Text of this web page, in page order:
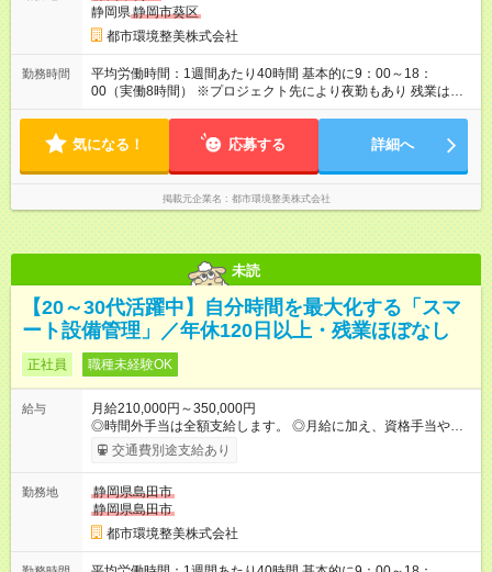
静岡県静岡市葵区
都市環境整美株式会社
勤務時間
平均労働時間：1週間あたり40時間 基本的に9：00～18：
00（実働8時間） ※プロジェクト先により夜勤もあり 残業は月
10時間以下と少なめです！ 平均労働時間：1週間あたり40時間
夜勤もあり 残業は月10時間以下と少なめです！
気になる！ 応募する 詳細へ
掲載元企業名 都市環境整美株式会社
未読
【20～30代活躍中】自分時間を最大化する「スマ
ート設備管理」／年休120日以上・残業ほぼなし
正社員 職種未経験OK
給与
月給210,000円～350,000円
◎時間外手当は全額支給します。 ◎月給に加え、資格手当や報奨
金制度、家賃補助制度などもあります。 【試用期間】試用期間
なし
交通費別途支給あり
勤務地
静岡県島田市
静岡県島田市
都市環境整美株式会社